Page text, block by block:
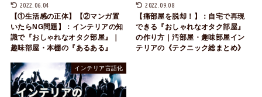
2022.06.04
【①生活感の正体】【②マンガ置
いたらNG問題】：インテリアの知
識で『おしゃれなオタク部屋』｜
趣味部屋・本棚の『あるある』
2022.09.08
【痛部屋を脱却！】：自宅で再現
できる『おしゃれなオタク部屋』
の作り方｜汚部屋・趣味部屋イン
テリアの《テクニック総まとめ》
インテリア言語化